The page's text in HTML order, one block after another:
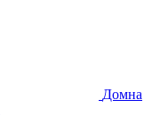
Домна